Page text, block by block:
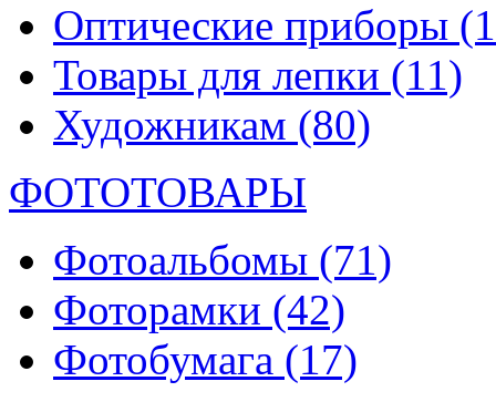
Оптические приборы
Товары для лепки (11)
Художникам (80)
ФОТОТОВАРЫ
Фотоальбомы (71)
Фоторамки (42)
Фотобумага (17)